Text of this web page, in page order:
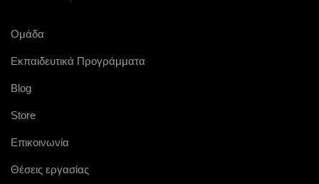
Ομάδα
Εκπαιδευτικά Προγράμματα
Blog
Store
Επικοινωνία
Θέσεις εργασίας